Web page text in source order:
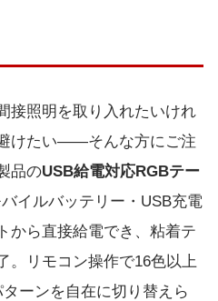
接照明を取り入れたいけれ
けたい——そんな方にご注
品のUSB給電対応RGBテー
イルバッテリー・USB充電
から直接給電でき、粘着テ
。リモコン操作で16色以上
ーンを自在に切り替えら